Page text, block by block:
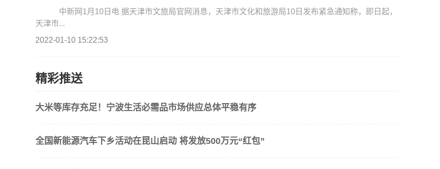
中新网1月10日电 据天津市文旅局官网消息，天津市文化和旅游局10日发布紧急通知称，即日起，
天津市...
2022-01-10 15:22:53
精彩推送
大米等库存充足！宁波生活必需品市场供应总体平稳有序
全国新能源汽车下乡活动在昆山启动 将发放500万元“红包”